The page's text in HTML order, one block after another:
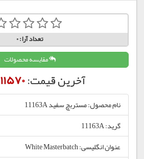
تعداد آرا:0
مقایسه محصولات
آخرین قیمت:11570 تومان
نام محصول: مستربچ سفید 11163A
گرید: 11163A
عنوان انگلیسی: White Masterbatch